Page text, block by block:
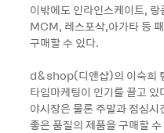
이밖에도 인라인스케이트,
MCM, 레스포삭,아가타 등
구매할 수 있다.
d&shop(디앤샵)의 이숙희
타임마케팅이 인기를 끌고
야시장은 물론 주말과 점심
좋은 품질의 제품을 구매할